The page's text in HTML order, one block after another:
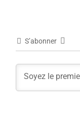
S’abonner